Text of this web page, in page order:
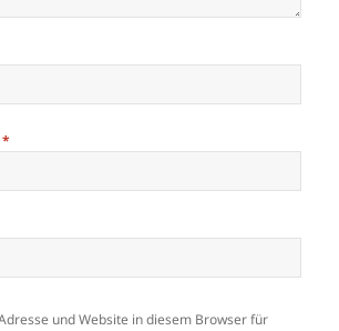
*
und Website in diesem Browser für